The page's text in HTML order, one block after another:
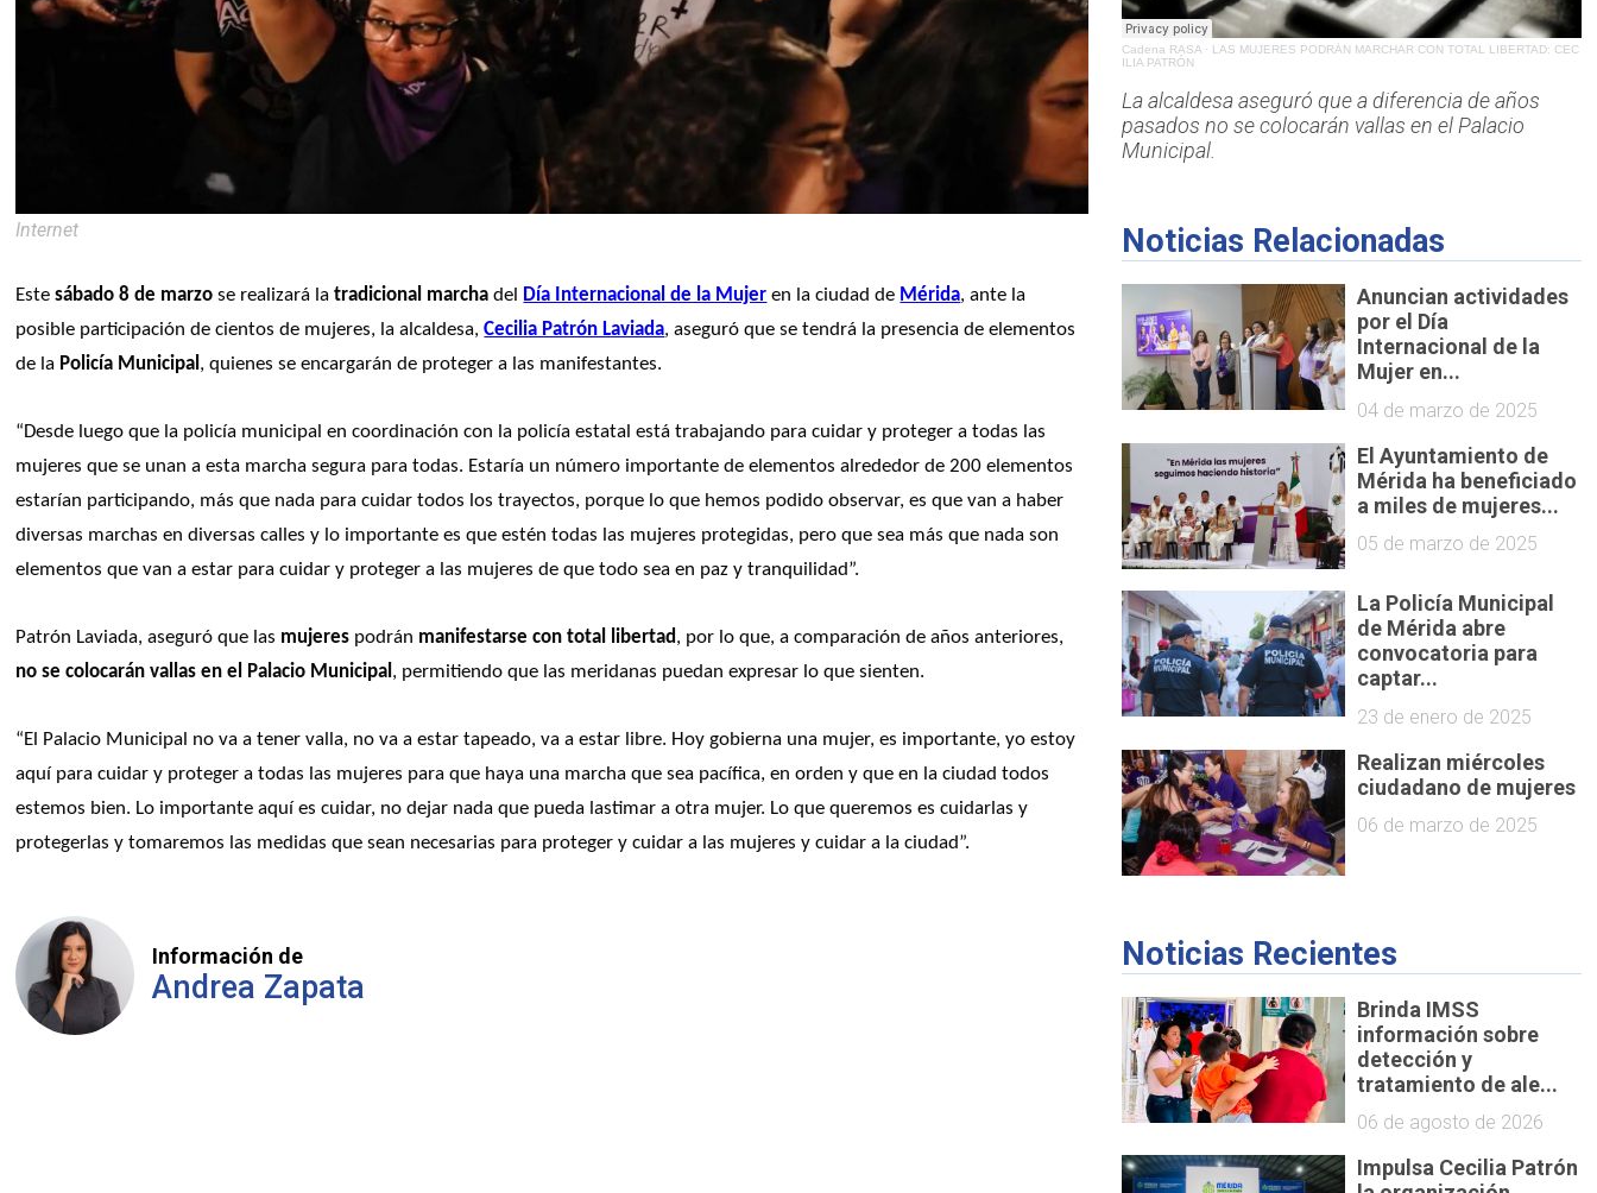
Internet
Este sábado 8 de marzo se realizará la tradicional marcha del Día Internacional de la Mujer en la ciudad de Mérida, ante la
posible participación de cientos de mujeres, la alcaldesa, Cecilia Patrón Laviada, aseguró que se tendrá la presencia de elementos
de la Policía Municipal , quienes se encargarán de proteger a las manifestantes.
“Desde luego que la policía municipal en coordinación con la policía estatal está trabajando para cuidar y proteger a todas las
mujeres que se unan a esta marcha segura para todas. Estaría un número importante de elementos alrededor de 200 elementos
estarían participando, más que nada para cuidar todos los trayectos, porque lo que hemos podido observar, es que van a haber
diversas marchas en diversas calles y lo importante es que estén todas las mujeres protegidas, pero que sea más que nada son
elementos que van a estar para cuidar y proteger a las mujeres de que todo sea en paz y tranquilidad”.
Patrón Laviada, aseguró que las mujeres podrán manifestarse con total libertad
no se colocarán vallas en el Palacio Municipal , permitiendo que las meridanas puedan expresar lo que sienten.
“El Palacio Municipal no va a tener valla, no va a estar tapeado, va a estar libre. Hoy gobierna una mujer, es importante, yo estoy
aquí para cuidar y proteger a todas las mujeres para que haya una marcha que sea pacífica, en orden y que en la ciudad todos
estemos bien. Lo importante aquí es cuidar, no dejar nada que pueda lastimar a otra mujer. Lo que queremos es cuidarlas y
protegerlas y tomaremos las medidas que sean necesarias para proteger y cuidar a las mujeres y cuidar a la ciudad”.
Información de
Andrea Zapata
Cadena RASA· LAS MUJERES PODRÁN MARCHAR CON TOTAL LIBERTAD: CEC
ILIA PATRÓN
La alcaldesa aseguró que a diferencia de años
pasados no se colocarán vallas en el Palacio
Municipal.
Noticias Relacionadas
Anuncian actividades
por el Día
Internacional de la
Mujer en...
04 de marzo de 2025
El Ayuntamiento de
Mérida ha beneficiado
a miles de mujeres...
05 de marzo de 2025
La Policía Municipal
de Mérida abre
convocatoria para
captar...
23 de enero de 2025
Realizan miércoles
ciudadano de mujeres
06 de marzo de 2025
Noticias Recientes
Brinda IMSS
información sobre
detección y
tratamiento de ale...
06 de agosto de 2026
Impulsa Cecilia Patrón